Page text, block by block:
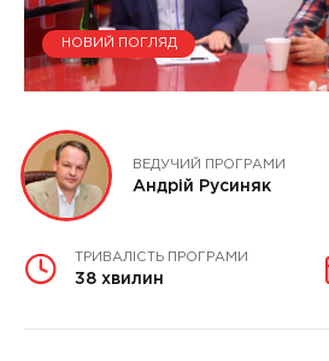
НОВИЙ ПОГЛЯД
ВЕДУЧИЙ ПРОГРАМИ
Андрій Русиняк
ТРИВАЛІСТЬ ПРОГРАМИ
38 хвилин